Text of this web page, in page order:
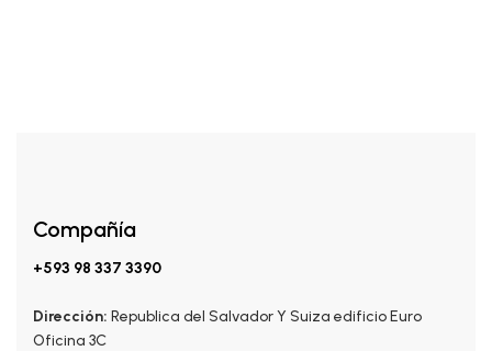
Compañía
+593 98 337 3390
Dirección: Republica del Salvador Y Suiza edificio Euro
Oficina 3C